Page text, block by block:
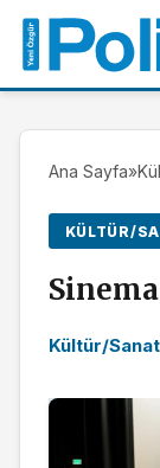
Ana Sayfa»
KÜLTÜR/
Kültür/Sanat